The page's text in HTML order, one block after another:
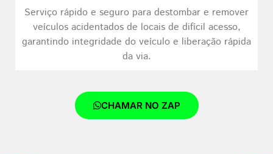
Serviço rápido e seguro para destombar e remover
veículos acidentados de locais de difícil acesso,
garantindo integridade do veículo e liberação rápida
da via.
CHAMAR NO ZAP